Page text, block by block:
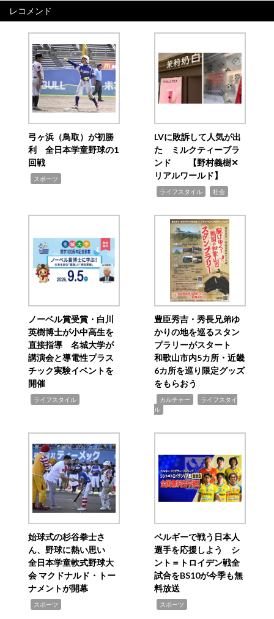
レコメンド
弓ヶ浜（鳥取）が初勝
利 全日本学童野球の1
回戦
スポーツ
LVに敗訴して人気が出
た ミルクティーブラ
ンド 【野村義樹✕
リアルワールド】
ライフスタイル 社会
ノーベル賞受賞・白川
英樹博士が小中高生を
直接指導 名城大学が
講演会と導電性プラス
チック実験イベントを
開催
ライフスタイル
豊臣秀吉・秀長兄弟ゆ
かりの地を巡るスタン
プラリーがスタート
和歌山市内5カ所・近畿
6カ所を巡り限定グッズ
をもらおう
カルチャー
ライフスタイ
ル
始球式の杉谷拳士さ
ん、野球に熱い思い
全日本学童軟式野球大
会 マクドナルド・トー
ナメントが開幕
スポーツ
ベルギーで戦う日本人
選手を応援しよう シ
ント＝トロイデン戦全
試合をBS10が今季も無
料放送
スポーツ